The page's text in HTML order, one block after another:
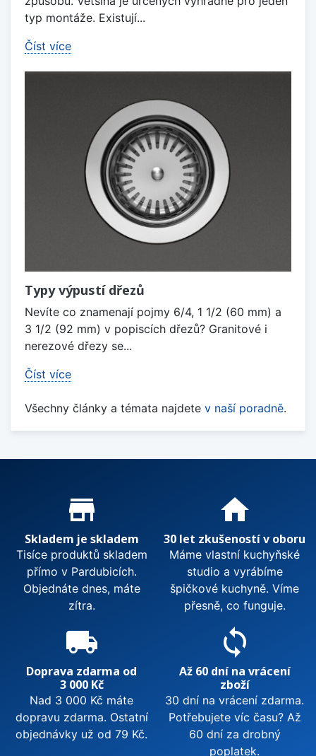
typ montáže. Existují...
Číst více
Typy výpustí dřezů
Nevíte co znamenají pojmy 6/4, 1 1/2 (60 mm) a
3 1/2 (92 mm) v popiscích dřezů? Granitové i
nerezové dřezy se...
Číst více
Všechny články a témata najdete v naší poradně.
Proč nakupovat u nás?
store_mall_directory
Skladem je skladem
Tisíce produktů skladem
přímo v Pardubicích.
Objednáte dnes, máte
zítra.
home
30 let zkušeností v oboru
Máme vlastní kuchyňské
studio a vyrábíme
špičkové kuchyně. Víme
přesně, co funguje.
local_shipping
Doprava zdarma od
3 000 Kč
Nad 3 000 Kč máte
dopravu zdarma. Ostatní
objednávky už od 79 Kč.
sync
Až 60 dní na vrácení
zboží
30 dní na vrácení zdarma.
Potřebujete víc času? Až
60 dní za drobný
poplatek.